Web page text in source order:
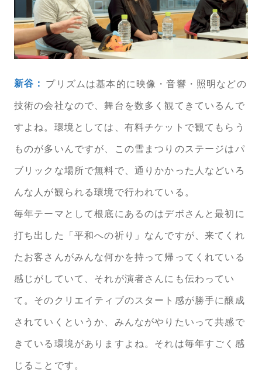
新谷： プリズムは基本的に映像・音響・照明などの
技術の会社なので、舞台を数多く観てきているんで
すよね。環境としては、有料チケットで観てもらう
ものが多いんですが、この雪まつりのステージはパ
ブリックな場所で無料で、通りかかった人などいろ
んな人が観られる環境で行われている。
毎年テーマとして根底にあるのはデボさんと最初に
打ち出した「平和への祈り」なんですが、来てくれ
たお客さんがみんな何かを持って帰ってくれている
感じがしていて、それが演者さんにも伝わってい
て。そのクリエイティブのスタート感が勝手に醸成
されていくというか、みんながやりたいって共感で
きている環境がありますよね。それは毎年すごく感
じることです。